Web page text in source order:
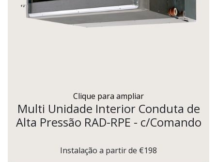
Clique para ampliar
Multi Unidade Interior Conduta de
Alta Pressão RAD-RPE - c/Comando
Instalação a partir de €198